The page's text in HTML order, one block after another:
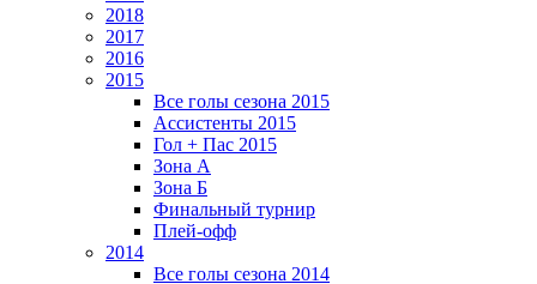
2018
2017
2016
2015
Все голы сезона 2015
Ассистенты 2015
Гол + Пас 2015
Зона А
Зона Б
Финальный турнир
Плей-офф
2014
Все голы сезона 2014